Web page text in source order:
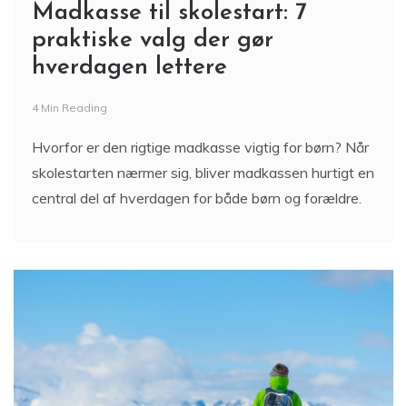
Madkasse til skolestart: 7
praktiske valg der gør
hverdagen lettere
4 Min Reading
Hvorfor er den rigtige madkasse vigtig for børn? Når
skolestarten nærmer sig, bliver madkassen hurtigt en
central del af hverdagen for både børn og forældre.